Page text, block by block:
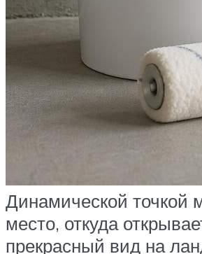
Динамической точкой
место, откуда
прекрасный вид на